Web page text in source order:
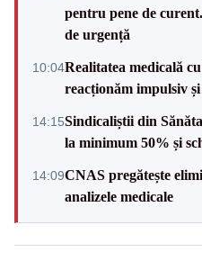
pentru pene de
de urgență
10:04Realitatea medicală
reacționăm impulsiv
14:15Sindicaliștii din
la minimum 50% și
14:09CNAS pregătește
analizele medicale